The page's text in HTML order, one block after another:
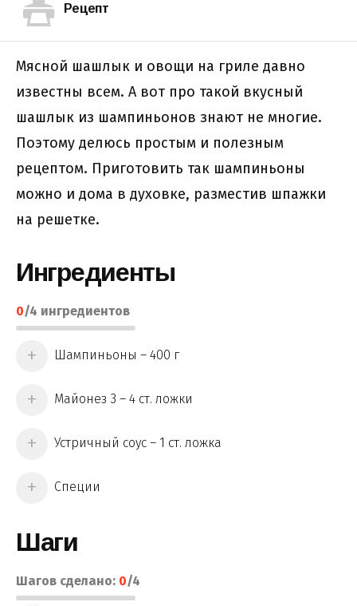
Рецепт
Мясной шашлык и овощи на гриле давно
известны всем. А вот про такой вкусный
шашлык из шампиньонов знают не многие.
Поэтому делюсь простым и полезным
рецептом. Приготовить так шампиньоны
можно и дома в духовке, разместив шпажки
на решетке.
Ингредиенты
0/4 ингредиентов
Шампиньоны – 400 г
Майонез 3 – 4 ст. ложки
Устричный соус – 1 ст. ложка
Специи
Шаги
Шагов сделано: 0/4